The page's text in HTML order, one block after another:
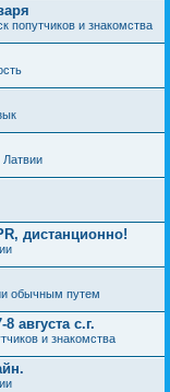
попутчиков и знакомства
дистанционно!
обычным путем
августа с.г.
и знакомства